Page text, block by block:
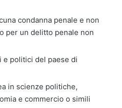
condanna penale e non
per un delitto penale non
politici del paese di
in scienze politiche,
e commercio o simili